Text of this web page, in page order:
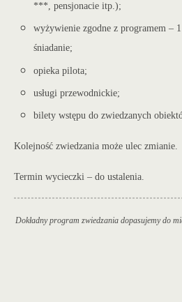
***, pensjonacie itp.);
wyżywienie zgodne z programem –
śniadanie;
opieka pilota;
usługi przewodnickie;
bilety wstępu do zwiedzanych obiekt
Kolejność zwiedzania może ulec zmianie.
Termin wycieczki – do ustalenia.
Dokładny program zwiedzania dopasujemy do